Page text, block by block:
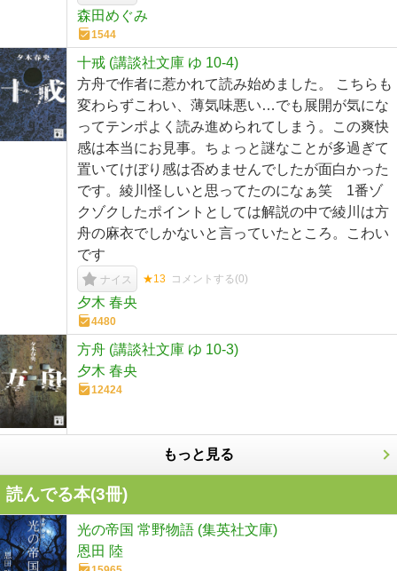
森田めぐみ
1544
十戒 (講談社文庫 ゆ 10-4)
方舟で作者に惹かれて読み始めました。 こちらも
変わらずこわい、薄気味悪い…でも展開が気にな
ってテンポよく読み進められてしまう。この爽快
感は本当にお見事。ちょっと謎なことが多過ぎて
置いてけぼり感は否めませんでしたが面白かった
です。綾川怪しいと思ってたのになぁ笑 1番ゾ
クゾクしたポイントとしては解説の中で綾川は方
舟の麻衣でしかないと言っていたところ。こわい
です
ナイス ★13 コメントする(0)
夕木 春央
4480
方舟 (講談社文庫 ゆ 10-3)
夕木 春央
12424
もっと見る
読んでる本(3冊)
光の帝国 常野物語 (集英社文庫)
恩田 陸